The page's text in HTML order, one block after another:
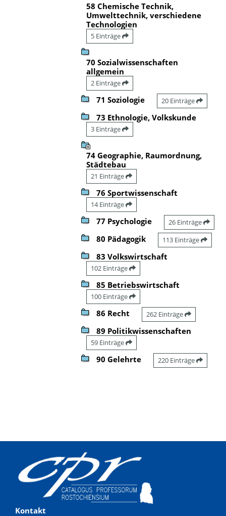
58 Chemische Technik,
Umwelttechnik, verschiedene
Technologien
5 Einträge
70 Sozialwissenschaften
allgemein
2 Einträge
71 Soziologie 20 Einträge
73 Ethnologie, Volkskunde
3 Einträge
74 Geographie, Raumordnung,
Städtebau
21 Einträge
76 Sportwissenschaft
14 Einträge
77 Psychologie 26 Einträge
80 Pädagogik 113 Einträge
83 Volkswirtschaft
102 Einträge
85 Betriebswirtschaft
100 Einträge
86 Recht 262 Einträge
89 Politikwissenschaften
59 Einträge
90 Gelehrte 220 Einträge
Kontakt